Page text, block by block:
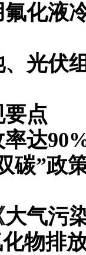
化液
光伏
点
达
碳”政
气污
物排